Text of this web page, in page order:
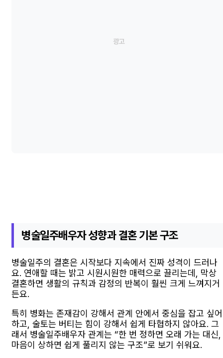
병술일주배우자 성향과 결혼 기본 구조
병술일주의 결혼은 시작보다 지속에서 진짜 성격이 드러나
요. 연애할 때는 밝고 시원시원한 매력으로 끌리는데, 막상
결혼하면 생활의 규칙과 감정의 반복이 훨씬 크게 느껴지거
든요.
특히 병화는 존재감이 강해서 관계 안에서 중심을 잡고 싶어
하고, 술토는 버티는 힘이 강해서 쉽게 타협하지 않아요. 그
래서 병술일주배우자 관계는 “한 번 정하면 오래 가는 대신,
마음이 상하면 쉽게 풀리지 않는 구조”로 보기 쉬워요.